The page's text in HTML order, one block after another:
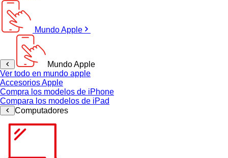
Mundo Apple
Mundo Apple
Ver todo en mundo apple
Accesorios Apple
Compra los modelos de iPhone
Compara los modelos de iPad
Computadores